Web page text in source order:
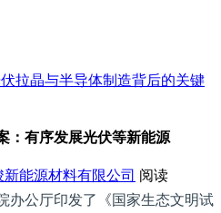
拉晶与半导体制造背后的关键
：有序发展光伏等新能源
新能源材料有限公司 阅读
办公厅印发了《国家生态文明试